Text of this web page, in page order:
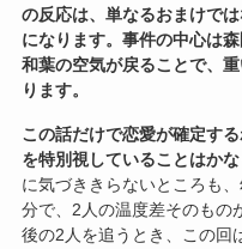
の反応は、単なるおまけで
になります。 事件の中心は
和葉の空気が戻ることで、
ります。
この話だけで恋愛が確定す
を特別視していることはかな
に気づききらないところも
分で、2人の温度差そのもの
後の2人を追うとき、この回